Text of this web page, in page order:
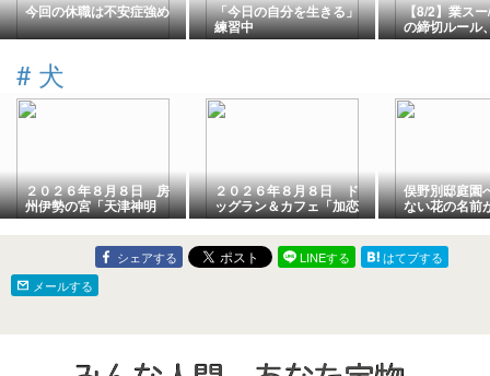
今回の休職は不安症強め 「今日の自分を生きる」
練習中
【8/2】業ス
の締切ルール
【1,732円】
# 犬
２０２６年８月８日 房
州伊勢の宮「天津神明
宮」令和８年８月８日の
夏詣（千葉県鴨川市）
２０２６年８月８日 ド
ッグラン＆カフェ「加恋
ちゃん家（かれんちゃん
ち）」（千葉県千葉市緑
区）
俣野別邸庭
ない花の名
シェアする LINEする
はてブする
メールする